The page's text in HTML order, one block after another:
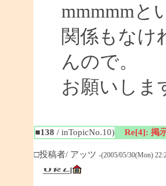
mmmmmと
関係もなけ
んので。
お願いしま
■138 / inTopicNo.10) Re[4]: 掲
□投稿者/ アッツ -(2005/05/30(Mon)